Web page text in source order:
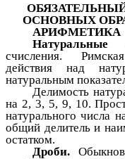
ОСНОВНЫХ
АРИФМЕТИКА
Натуральные
счисления.
действия над
натуральным
Делимость
на 2, 3, 5, 9, 10.
натурального числа
общий делитель и
остатком.
Дроби.